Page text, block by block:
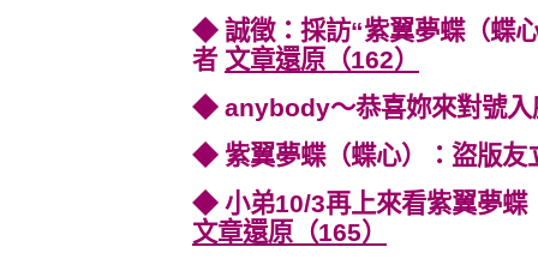
◆ 誠徵：採訪“紫翼夢蝶（蝶
者 文章還原（162）
◆ anybody～恭喜妳來對號
◆ 紫翼夢蝶（蝶心）：盜版友
◆ 小弟10/3再上來看紫翼夢蝶
文章還原（165）